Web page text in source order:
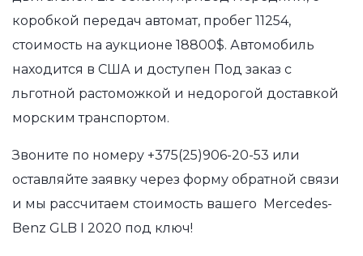
коробкой передач автомат, пробег 11254,
стоимость на аукционе 18800$. Автомобиль
находится в США и доступен Под заказ с
льготной растоможкой и недорогой доставкой
морским транспортом.
Звоните по номеру +375(25)906-20-53 или
оставляйте заявку через форму обратной связи
и мы рассчитаем стоимость вашего Mercedes-
Benz GLB I 2020 под ключ!